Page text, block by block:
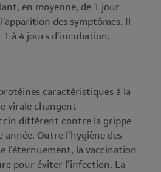
en moyenne, de 1 jour
des symptômes. Il
à 4 jours d’incubation.
caractéristiques à la
virale changent
différent contre la grippe
année. Outre l’hygiène des
l’éternuement, la vaccination
pour éviter l’infection. La